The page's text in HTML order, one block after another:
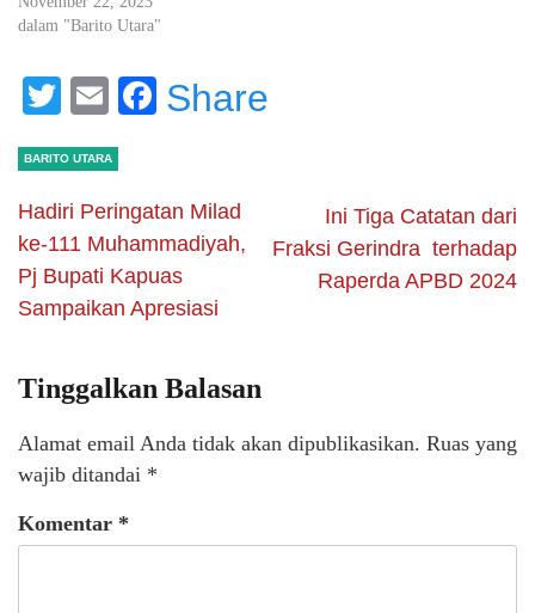
dalam "Barito Utara"
Twitter
EmailFacebook
Share
BARITO UTARA
Hadiri Peringatan Milad
ke-111 Muhammadiyah,
Pj Bupati Kapuas
Sampaikan Apresiasi
Ini Tiga Catatan dari
Fraksi Gerindra terhadap
Raperda APBD 2024
Tinggalkan Balasan
Alamat email Anda tidak akan dipublikasikan. Ruas yang
wajib ditandai *
Komentar *